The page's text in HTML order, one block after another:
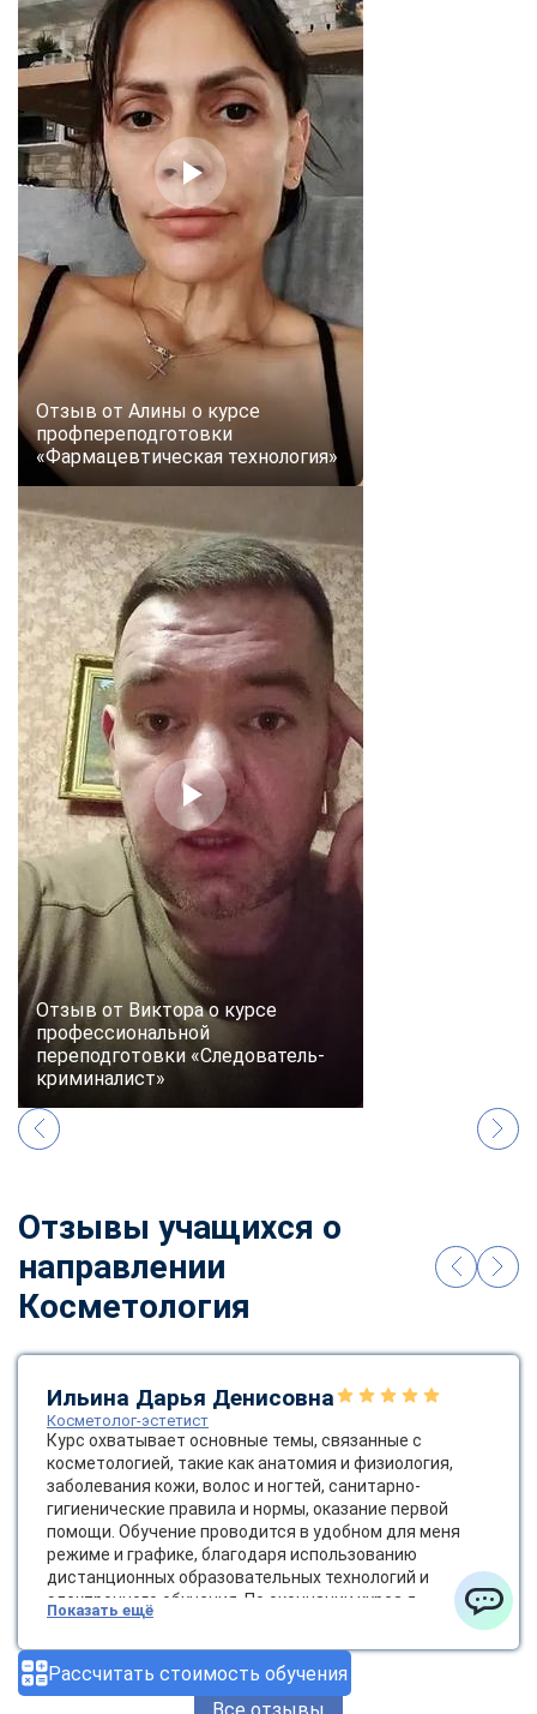
Рассчитать стоимость обучения
Отзыв от Алины о курсе
профпереподготовки
«Фармацевтическая технология»
Отзыв от Виктора о курсе
профессиональной
переподготовки «Следователь-
криминалист»
Отзывы учащихся о
направлении
Косметология
Ильина Дарья Денисовна
Косметолог-эстетист
Курс охватывает основные темы, связанные с
косметологией, такие как анатомия и физиология,
заболевания кожи, волос и ногтей, санитарно-
гигиенические правила и нормы, оказание первой
помощи. Обучение проводится в удобном для меня
режиме и графике, благодаря использованию
дистанционных образовательных технологий и
электронного обучения. По окончании курса я
получила диплом государственного образца, который
позволяет мне работать косметологом-эстетистом.
Это открывает новые возможности для карьерного
роста и развития в сфере красоты и здоровья.
Показать ещё
ChatApp
online
Мессенджеры
Свяжитесь с нами через любой удобный мессенджер!
Telegram WhatsApp
Vkontakte EMail